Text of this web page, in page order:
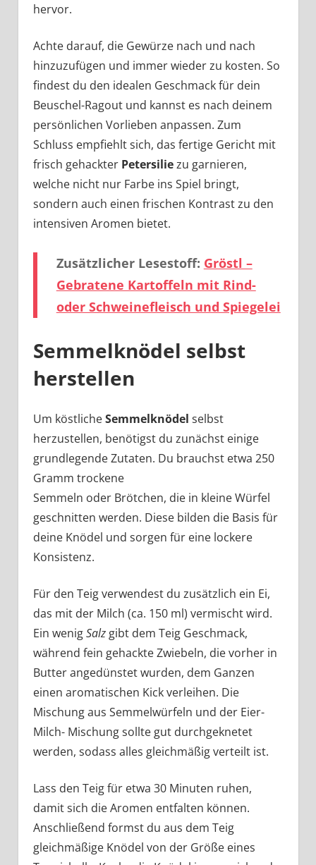
hervor.
Achte darauf, die Gewürze nach und nach
hinzuzufügen und immer wieder zu kosten. So
findest du den idealen Geschmack für dein
Beuschel-Ragout und kannst es nach deinem
persönlichen Vorlieben anpassen. Zum
Schluss empfiehlt sich, das fertige Gericht mit
frisch gehackter Petersiliezu garnieren,
welche nicht nur Farbe ins Spiel bringt,
sondern auch einen frischen Kontrast zu den
intensiven Aromen bietet.
Zusätzlicher Lesestoff: Gröstl –
Gebratene Kartoffeln mit Rind-
oder Schweinefleisch und Spiegelei
Semmelknödel selbst
herstellen
Um köstlicheSemmelknödel selbst
herzustellen, benötigst du zunächst einige
grundlegende Zutaten. Du brauchst etwa 250
Gramm trockene
Semmeln oder Brötchen, die in kleine Würfel
geschnitten werden. Diese bilden die Basis für
deine Knödel und sorgen für eine lockere
Konsistenz.
Für den Teig verwendest du zusätzlich ein Ei,
das mit der Milch (ca. 150 ml) vermischt wird.
Ein wenigSalzgibt dem Teig Geschmack,
während fein gehackte Zwiebeln, die vorher in
Butter angedünstet wurden, dem Ganzen
einen aromatischen Kick verleihen. Die
Mischung aus Semmelwürfeln und der Eier-
Milch- Mischung sollte gut durchgeknetet
werden, sodass alles gleichmäßig verteilt ist.
Lass den Teig für etwa 30 Minuten ruhen,
damit sich die Aromen entfalten können.
Anschließend formst du aus dem Teig
gleichmäßige Knödel von der Größe eines